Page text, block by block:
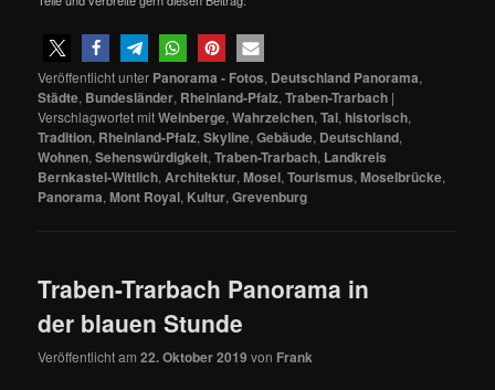
Veröffentlicht unter Panorama - Fotos, Deutschland Panorama,
Städte, Bundesländer, Rheinland-Pfalz,Traben-Trarbach |
Verschlagwortet mitWeinberge,Wahrzeichen,Tal,historisch,
Tradition, Rheinland-Pfalz,Skyline,Gebäude, Deutschland,
Wohnen,Sehenswürdigkeit,Traben-Trarbach, Landkreis
Bernkastel-Wittlich,Architektur,Mosel,Tourismus,Moselbrücke,
Panorama,Mont Royal, Kultur,Grevenburg
Traben-Trarbach Panorama in
der blauen Stunde
Veröffentlicht am22. Oktober 2019 von Frank